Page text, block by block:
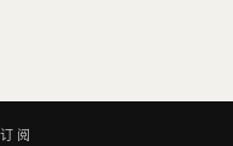
阅